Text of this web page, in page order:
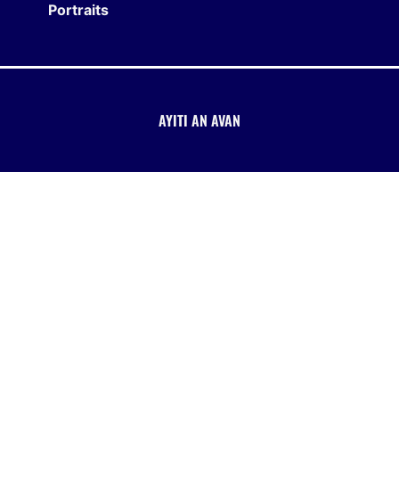
Portraits
AYITI AN AVAN